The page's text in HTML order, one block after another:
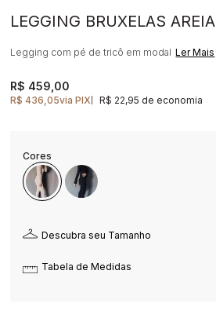
LEGGING BRUXELAS AREIA
Legging com pé de tricô em modal Ler Mais
R$ 436,05via PIX R$ 22,95 de economia
R$ 459,00
Descubra seu Tamanho
Tabela de Medidas